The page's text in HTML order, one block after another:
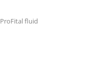
ProFital fluid